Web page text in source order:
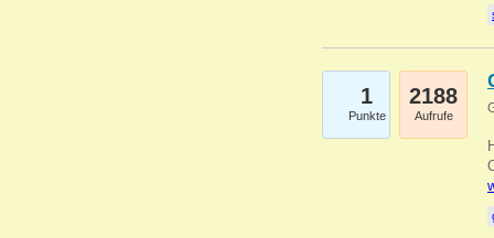
1
Punkte
2188
Aufrufe